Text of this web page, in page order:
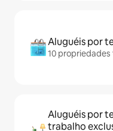
Aluguéis por
10
Aluguéis por
trabalho